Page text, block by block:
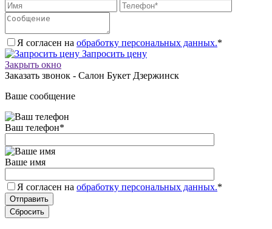
Я согласен на обработку персональных данных.*
Запросить цену
Закрыть окно
Заказать звонок - Салон Букет Дзержинск
Ваше сообщение
Ваш телефон*
Ваше имя
Я согласен на обработку персональных данных.*